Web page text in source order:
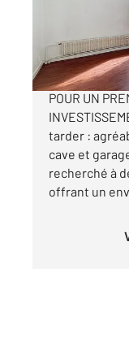
89
CLERMONT-
POUR UN
tarder :
cave et
recherché à
offrant un